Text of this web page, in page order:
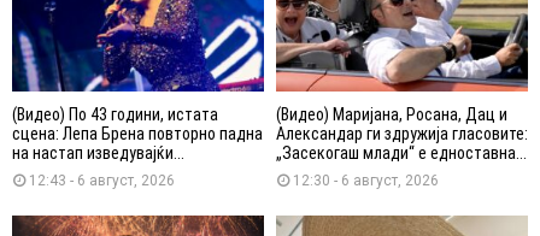
(Видео) По 43 години, истата
сцена: Лепа Брена повторно падна
на настап изведувајќи...
12:43 - 6 август, 2026
(Видео) Маријана, Росана, Дац и
Александар ги здружија гласовите:
„Засекогаш млади“ е едноставна...
12:30 - 6 август, 2026